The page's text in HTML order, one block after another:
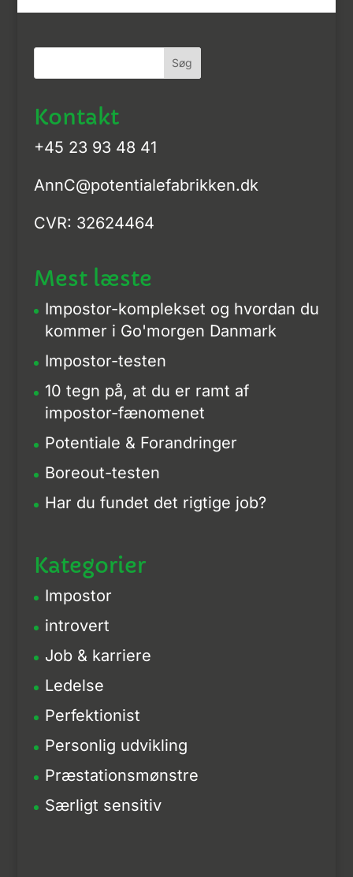
Kontakt
+45 23 93 48 41
AnnC@potentialefabrikken.dk
CVR: 32624464
Mest læste
Impostor-komplekset og hvordan du
kommer i Go'morgen Danmark
Impostor-testen
10 tegn på, at du er ramt af
impostor-fænomenet
Potentiale & Forandringer
Boreout-testen
Har du fundet det rigtige job?
Kategorier
Impostor
introvert
Job & karriere
Ledelse
Perfektionist
Personlig udvikling
Præstationsmønstre
Særligt sensitiv